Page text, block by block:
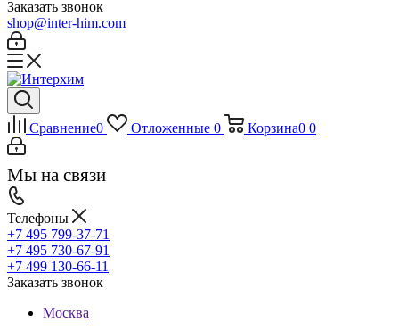
Заказать звонок
shop@inter-him.com
Сравнение0 Отложенные 0 Корзина0 0
Мы на связи
Телефоны
+7 495 799-37-71
+7 495 730-67-91
+7 499 130-66-11
Заказать звонок
Москва